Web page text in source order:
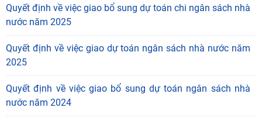
Quyết định về việc giao bổ sung dự toán chi ngân sách nhà
nước năm 2025
Quyết định về việc giao dự toán ngân sách nhà nước năm
2025
Quyết định về việc giao bổ sung dự toán ngân sách nhà
nước năm 2024